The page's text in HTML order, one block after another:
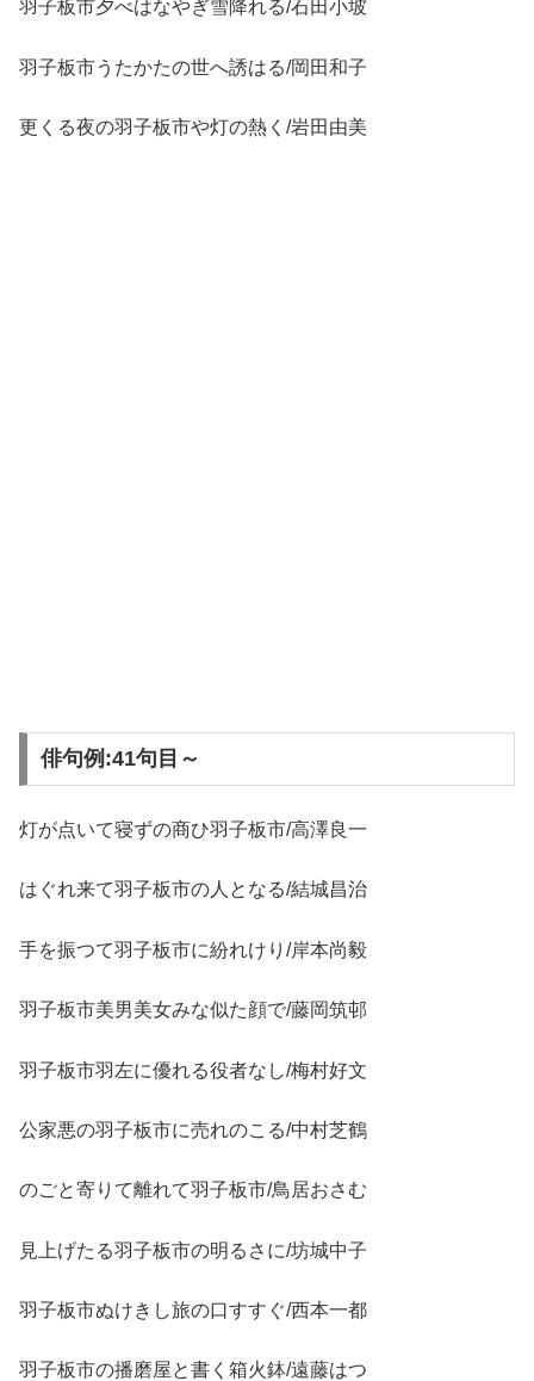
羽子板市夕べはなやぎ雪降れる/石田小坡
羽子板市うたかたの世へ誘はる/岡田和子
更くる夜の羽子板市や灯の熱く/岩田由美
俳句例:41句目～
灯が点いて寝ずの商ひ羽子板市/高澤良一
はぐれ来て羽子板市の人となる/結城昌治
手を振つて羽子板市に紛れけり/岸本尚毅
羽子板市美男美女みな似た顔で/藤岡筑邨
羽子板市羽左に優れる役者なし/梅村好文
公家悪の羽子板市に売れのこる/中村芝鶴
のごと寄りて離れて羽子板市/鳥居おさむ
見上げたる羽子板市の明るさに/坊城中子
羽子板市ぬけきし旅の口すすぐ/西本一都
羽子板市の播磨屋と書く箱火鉢/遠藤はつ